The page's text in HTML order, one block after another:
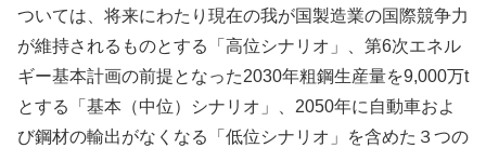
ついては、将来にわたり現在の我が国製造業の国際競争力
が維持されるものとする「高位シナリオ」、第6次エネル
ギー基本計画の前提となった2030年粗鋼生産量を9,000万t
とする「基本（中位）シナリオ」、2050年に自動車およ
び鋼材の輸出がなくなる「低位シナリオ」を含めた３つの